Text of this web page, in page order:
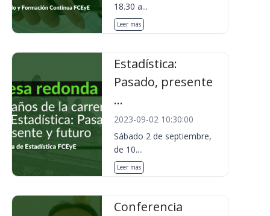
18.30 a...
Leer más
Estadística:
Pasado, presente
...
2023-09-02 10:30:00
Sábado 2 de septiembre,
de 10....
Leer más
Conferencia